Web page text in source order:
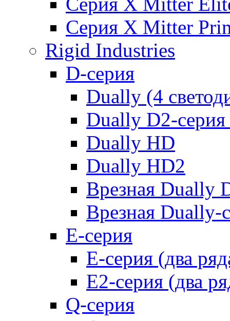
Серия X Mitter
Rigid Industries
D-серия
Dually (4
Dually D2-серия
Dually HD
Dually HD2
Врезная Dually
Врезная Dually-
E-серия
E-серия (два
E2-серия (два
Q-серия